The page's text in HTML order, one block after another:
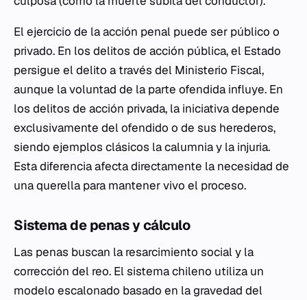
El ejercicio de la acción penal puede ser público o
privado. En los delitos de acción pública, el Estado
persigue el delito a través del Ministerio Fiscal,
aunque la voluntad de la parte ofendida influye. En
los delitos de acción privada, la iniciativa depende
exclusivamente del ofendido o de sus herederos,
siendo ejemplos clásicos la calumnia y la injuria.
Esta diferencia afecta directamente la necesidad de
una querella para mantener vivo el proceso.
Sistema de penas y cálculo
Las penas buscan la resarcimiento social y la
corrección del reo. El sistema chileno utiliza un
modelo escalonado basado en la gravedad del